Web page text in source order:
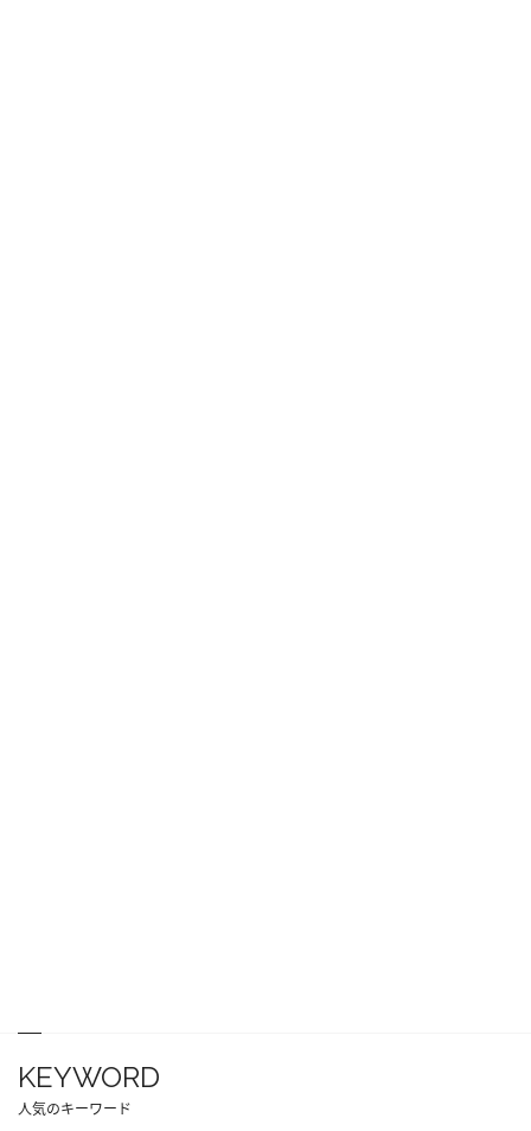
KEYWORD
人気のキーワード